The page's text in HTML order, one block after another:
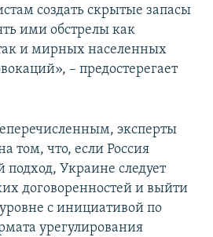
создать скрытые запасы
ими обстрелы как
и мирных населенных
– предостерегает
эксперты
том, что, если Россия
Украине следует
договоренностей и выйти
с инициативой по
урегулирования